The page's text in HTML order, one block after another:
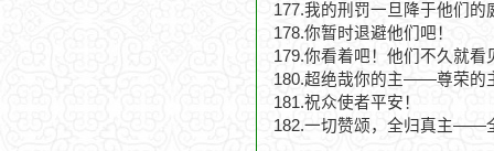
177.我的刑罚一旦降于他们
178.你暂时退避他们吧！
179.你看着吧！他们不久就看
180.超绝哉你的主——尊荣的
181.祝众使者平安！
182.一切赞颂，全归真主——